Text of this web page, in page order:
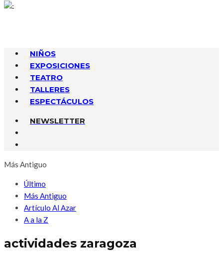
NIÑOS
EXPOSICIONES
TEATRO
TALLERES
ESPECTÁCULOS
NEWSLETTER
Más Antiguo
Último
Más Antiguo
Artículo Al Azar
A a la Z
actividades zaragoza